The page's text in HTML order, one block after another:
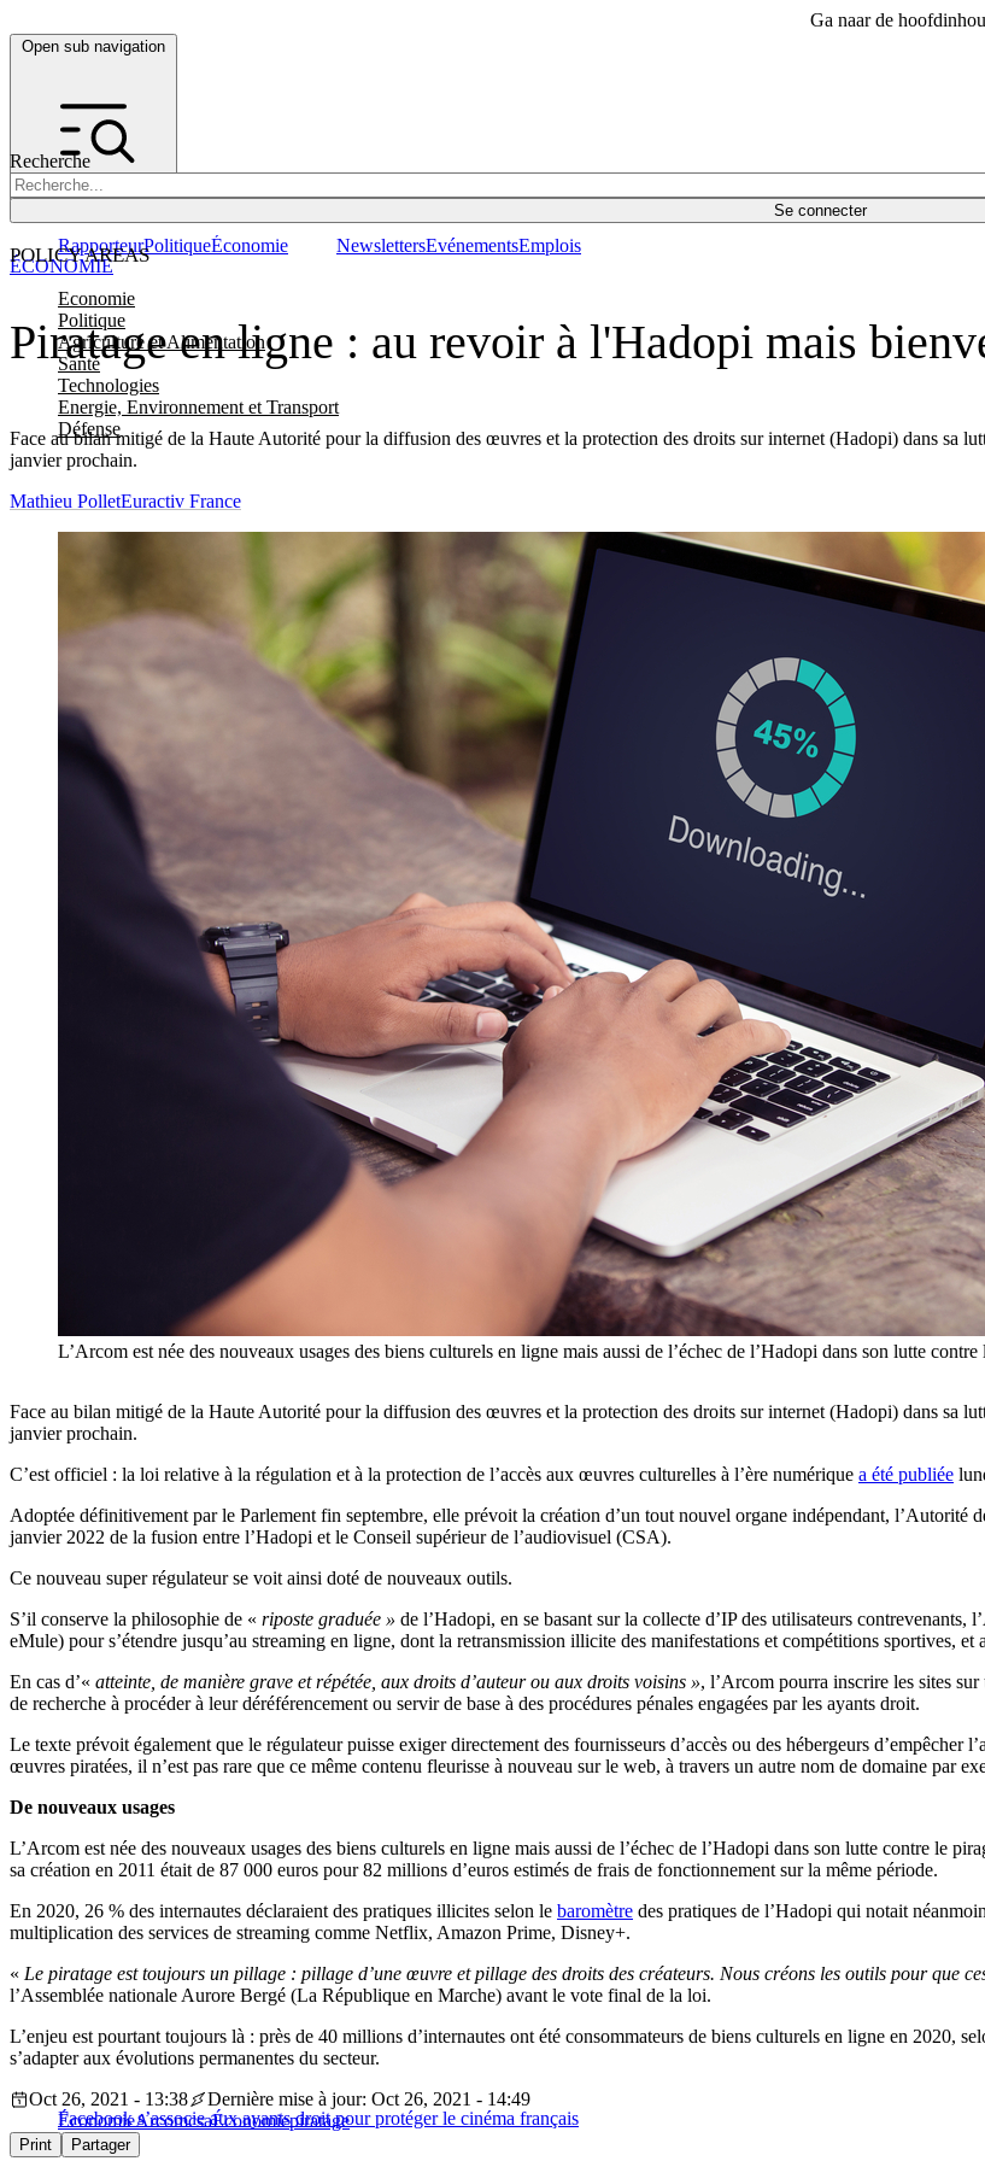
Ga naar de
Open sub navigation
Recherche
Se connecter
POLICY AREAS
Economie
Politique
Agriculture et Alimentation
Santé
Technologies
Energie, Environnement et Transport
Défense
RapporteurPolitiqueÉconomie NewslettersEvénementsEmplois
Piratage en ligne : au revoir à l'Hadopi mais
Face au bilan mitigé de la Haute Autorité pour la diffusion des œuvres et la protection des droits sur internet (Hadopi) dans sa
janvier prochain.
ÉCONOMIE
Mathieu PolletEuractiv France
L’Arcom est née des nouveaux usages des biens culturels en ligne mais aussi de l’échec de l’Hadopi dans son lutte
Face au bilan mitigé de la Haute Autorité pour la diffusion des œuvres et la protection des droits sur internet (Hadopi) dans sa
janvier prochain.
C’est officiel : la loi relative à la régulation et à la protection de l’accès aux œuvres culturelles à l’ère numérique a été publiée
Adoptée définitivement par le Parlement fin septembre, elle prévoit la création d’un tout nouvel organe indépendant,
janvier 2022 de la fusion entre l’Hadopi et le Conseil supérieur de l’audiovisuel (CSA).
Ce nouveau super régulateur se voit ainsi doté de nouveaux outils.
S’il conserve la philosophie de « riposte graduée » de l’Hadopi, en se basant sur la collecte d’IP des utilisateurs
eMule) pour s’étendre jusqu’au streaming en ligne, dont la retransmission illicite des manifestations et compétitions sportives,
En cas d’« atteinte, de manière grave et répétée, aux droits d’auteur ou aux droits voisins », l’Arcom pourra inscrire les sites
de recherche à procéder à leur déréférencement ou servir de base à des procédures pénales engagées par les ayants droit.
Le texte prévoit également que le régulateur puisse exiger directement des fournisseurs d’accès ou des hébergeurs d’empêcher
œuvres piratées, il n’est pas rare que ce même contenu fleurisse à nouveau sur le web, à travers un autre nom de domaine par
De nouveaux usages
L’Arcom est née des nouveaux usages des biens culturels en ligne mais aussi de l’échec de l’Hadopi dans son lutte contre le
sa création en 2011 était de 87 000 euros pour 82 millions d’euros estimés de frais de fonctionnement sur la même période.
En 2020, 26 % des internautes déclaraient des pratiques illicites selon le baromètre des pratiques de l’Hadopi qui notait
multiplication des services de streaming comme Netflix, Amazon Prime, Disney+.
« Le piratage est toujours un pillage : pillage d’une œuvre et pillage des droits des créateurs. Nous créons les outils pour que
l’Assemblée nationale Aurore Bergé (La République en Marche) avant le vote final de la loi.
L’enjeu est pourtant toujours là : près de 40 millions d’internautes ont été consommateurs de biens culturels en ligne en 2020,
s’adapter aux évolutions permanentes du secteur.
Facebook s’associe aux ayants droit pour protéger le cinéma français
Oct 26, 2021 - 13:38
Dernière mise à jour: Oct 26, 2021 - 14:49
ÉconomieArcomcsaÉconomiepiratage
Print Partager